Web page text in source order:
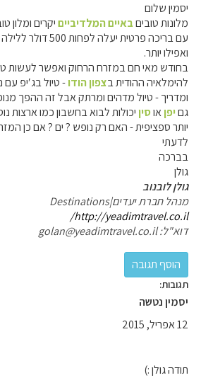
יסמין שלום
מלונות טוביםבאיים המלדיבייםיקרים ומלון
עם בריכה פרטית יעלה לפחות 500 דולר
ואפילו יותר.
בחודש מאי חם במזרח הרחוק ואפשר לעשות
להימלאיה ההודית בצפון הודו- טיול בג′יפ עם
ומדריך - טיול מדהים ומרתק אבל זה ההפך
גםיפןאוסין יכולות לבוא בחשבון כמו ארצות
יותר ספציפית - האם רק נופש ? ים ? אם כן
לדעתי
בברכה
גולן
גולן לובנוב
מנהל חברת יעדים|Destinations
http://yeadimtravel.co.il/
דוא"ל: golan@yeadimtravel.co.il
תגובות:
יסמין נטשה
12 אפריל, 2015
תודה גולן :)